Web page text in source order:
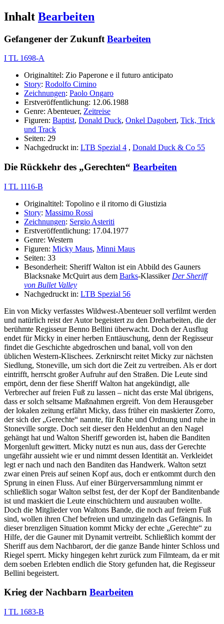
Inhalt Bearbeiten
Gefangener der Zukunft Bearbeiten
I TL 1698-A
Originaltitel: Zio Paperone e il futuro anticipato
Story: Rodolfo Cimino
Zeichnungen: Paolo Ongaro
Erstveröffentlichung: 12.06.1988
Genre: Abenteuer, Zeitreise
Figuren: Baptist, Donald Duck, Onkel Dagobert, Tick, Trick
und Track
Seiten: 29
Nachgedruckt in: LTB Spezial 4 , Donald Duck & Co 55
Die Rückkehr des „Gerechten“ Bearbeiten
I TL 1116-B
Originaltitel: Topolino e il ritorno di Giustizia
Story: Massimo Rossi
Zeichnungen: Sergio Asteriti
Erstveröffentlichung: 17.04.1977
Genre: Western
Figuren: Micky Maus, Minni Maus
Seiten: 33
Besonderheit: Sheriff Walton ist ein Abbild des Gauners
Blacksnake McQuirt aus dem Barks-Klassiker Der Sheriff
von Bullet Valley
Nachgedruckt in: LTB Spezial 56
Ein von Micky verfasstes Wildwest-Abenteuer soll verfilmt werden
und natürlich reist der Autor begeistert zu den Dreharbeiten, die der
berühmte Regisseur Benno Bellini überwacht. Doch der Ausflug
endet für Micky in einer herben Enttäuschung, denn der Regisseur
findet die Geschichte abgedroschen und banal, voll von den
üblichen Western-Klischees. Zerknirscht reitet Micky zur nächsten
Siedlung, Stoneville, um sich dort die Zeit zu vertreiben. Als er dort
eintrifft, herrscht großer Aufruhr auf den Straßen. Die Leute sind
empört, denn der fiese Sheriff Walton hat angekündigt, alle
Verbrecher auf freien Fuß zu lassen – nicht das erste Mal übrigens,
dass er solch seltsame Maßnahmen ergreift. Von dem Herausgeber
der lokalen zeitung erfährt Micky, dass früher ein maskierter Zorro,
der sich der „Gerechte“ nannte, für Ruhe und Ordnung und ruhe in
Stoneville sorgte. Doch seit dieser den Heldenhut an den Nagel
gehängt hat und Walton Sheriff geworden ist, haben die Banditen
Morgenluft gewittert. Micky nutzt es nun aus, dass der Gerechte
ungefähr aussieht wie er und nimmt dessen Identität an. Verkleidet
legt er nach und nach den Banditen das Handwerk. Walton setzt
zwar einen Preis auf seinen Kopf aus, doch er entkommt durch den
Sprung in einen Fluss. Auf einer Bürgerversammlung nimmt er
schließlich sogar Walton selbst fest, der der Kopf der Banditenbande
ist und maskiert die Leute einschüchtern und ausrauben wollte.
Doch die Mitglieder von Waltons Bande, die noch auf freiem Fuß
sind, wollen ihren Chef befreien und umzingeln das Gefängnis. In
dieser brenzligen Situation kommt Micky der echte „Gerechte“ zu
Hilfe, der die Gauner mit Dynamit vertreibt. Schließlich kommt der
Sheriff aus dem Nachbarort, der die ganze Bande hinter Schloss und
Riegel sperrt. Micky hingegen kehrt zurück zum Filmteam, da er mit
dem soeben Erlebten endlich die Story gefunden hat, die Regisseur
Bellini begeistert.
Krieg der Nachbarn Bearbeiten
I TL 1683-B